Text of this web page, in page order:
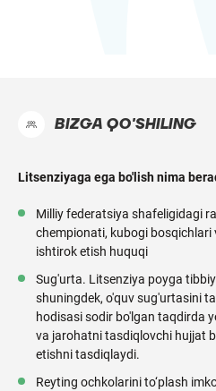
BIZGA QO'SHILING
Litsenziyaga ega bo'lish nima
Milliy federatsiya shafeligidagi
chempionati, kubogi
ishtirok etish huquqi
Sug'urta. Litsenziya poyga
shuningdek, o'quv sug'urtasini
hodisasi sodir bo'lgan taqdirda
va jarohatni tasdiqlovchi hujjat
etishni tasdiqlaydi.
Reyting ochkolarini to‘plash